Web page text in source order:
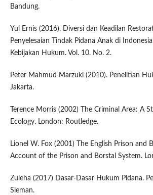
Bandung.
Yul Ernis (2016). Diversi dan Keadilan
Penyelesaian Tindak Pidana Anak di
Kebijakan Hukum. Vol. 10. No. 2.
Peter Mahmud Marzuki (2010). Penelitian
Jakarta.
Terence Morris (2002) The Criminal Area: A
Ecology. London: Routledge.
Lionel W. Fox (2001) The English Prison and
Account of the Prison and Borstal System.
Zuleha (2017) Dasar-Dasar Hukum Pidana.
Sleman.